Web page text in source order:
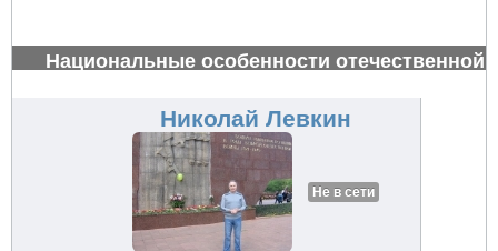
Национальные особенности отечественной
Николай Левкин
Не в сети